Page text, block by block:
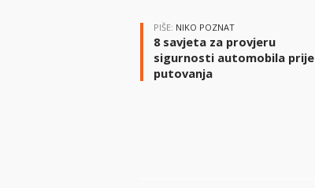
PIŠE: NIKO POZNAT
8 savjeta za provjeru
sigurnosti automobila prije
putovanja